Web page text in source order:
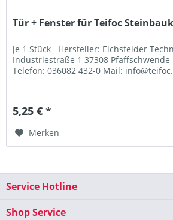
Tür + Fenster für Teifoc
je 1 Stück Hersteller: Eichsfelder
Industriestraße 1 37308 Pfaffschwende
Telefon: 036082 432-0 Mail:
5,25 € *
Merken
Service Hotline
Shop Service